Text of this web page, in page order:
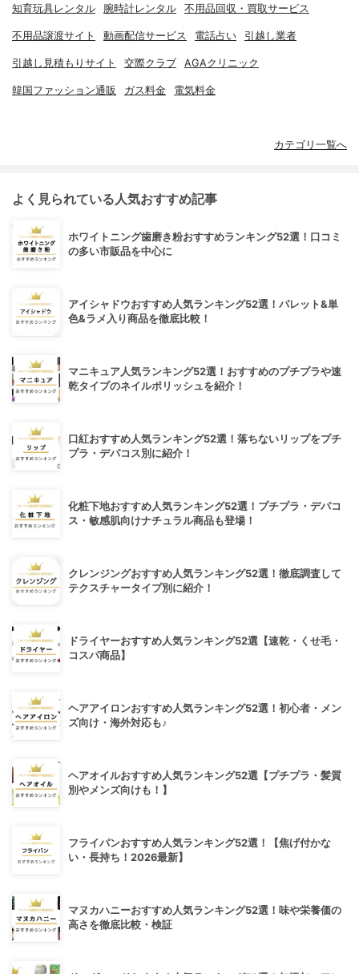
知育玩具レンタル 腕時計レンタル 不用品回収・買取サービス
不用品譲渡サイト 動画配信サービス 電話占い 引越し業者
引越し見積もりサイト 交際クラブ AGAクリニック
韓国ファッション通販 ガス料金 電気料金
カテゴリ一覧へ
よく見られている人気おすすめ記事
ホワイトニング歯磨き粉おすすめランキング52選！口コミ
の多い市販品を中心に
アイシャドウおすすめ人気ランキング52選！パレット&単
色&ラメ入り商品を徹底比較！
マニキュア人気ランキング52選！おすすめのプチプラや速
乾タイプのネイルポリッシュを紹介！
口紅おすすめ人気ランキング52選！落ちないリップをプチ
プラ・デパコス別に紹介！
化粧下地おすすめ人気ランキング52選！プチプラ・デパコ
ス・敏感肌向けナチュラル商品も登場！
クレンジングおすすめ人気ランキング52選！徹底調査して
テクスチャータイプ別に紹介！
ドライヤーおすすめ人気ランキング52選【速乾・くせ毛・
コスパ商品】
ヘアアイロンおすすめ人気ランキング52選！初心者・メン
ズ向け・海外対応も♪
ヘアオイルおすすめ人気ランキング52選【プチプラ・髪質
別やメンズ向けも！】
フライパンおすすめ人気ランキング52選！【焦げ付かな
い・長持ち！2026最新】
マヌカハニーおすすめ人気ランキング52選！味や栄養価の
高さを徹底比較・検証